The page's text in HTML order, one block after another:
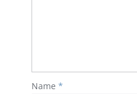
Name *